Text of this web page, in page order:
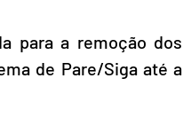
para a remoção dos
de Pare/Siga até a